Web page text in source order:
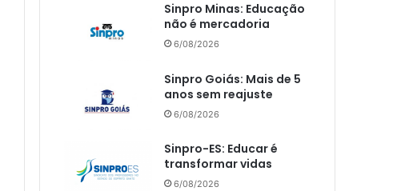
Sinpro Minas: Educação
não é mercadoria
6/08/2026
Sinpro Goiás: Mais de 5
anos sem reajuste
6/08/2026
Sinpro-ES: Educar é
transformar vidas
6/08/2026